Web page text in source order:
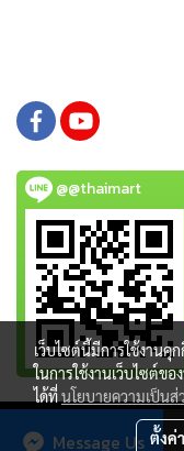
Message Us
@@thaimart
Copy right
เว็บไซต์นี้มีการใช้งาน
ในการใช้งานเว็บไซต์ข
ได้ที่นโยบายความเป็นส่
ตั้งค่